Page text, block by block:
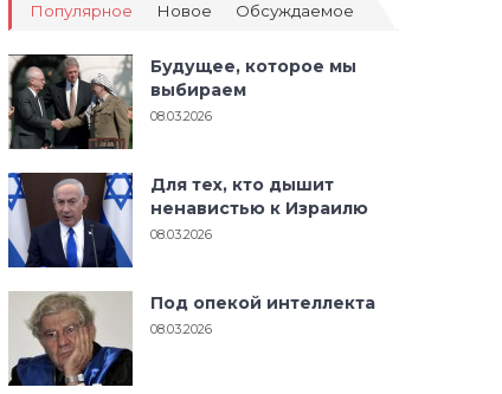
Популярное Новое Обсуждаемое
Будущее, которое мы
выбираем
08.03.2026
Для тех, кто дышит
ненавистью к Израилю
08.03.2026
Под опекой интеллекта
08.03.2026